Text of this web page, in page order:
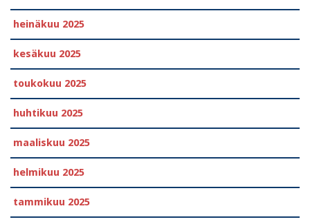
heinäkuu 2025
kesäkuu 2025
toukokuu 2025
huhtikuu 2025
maaliskuu 2025
helmikuu 2025
tammikuu 2025